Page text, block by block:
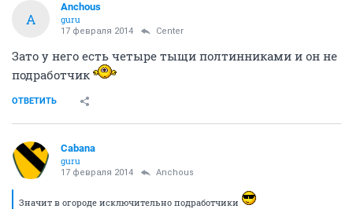
A
Anchous
guru
17 февраля 2014 Center
Зато у него есть четыре тыщи полтинниками и он не
подработчик
ОТВЕТИТЬ
Cabana
guru
17 февраля 2014 Anchous
Значит в огороде исключительно подработчики